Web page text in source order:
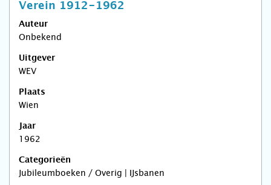
Verein 1912-1962
Auteur
Onbekend
Uitgever
WEV
Plaats
Wien
Jaar
1962
Categorieën
Jubileumboeken / Overig | IJsbanen